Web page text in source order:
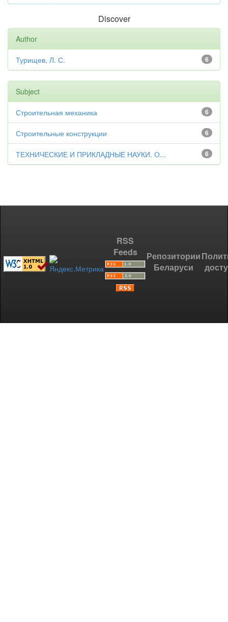
Discover
Author
6
Турищев, Л. С.
Subject
6
Строительная механика
6
Строительные конструкции
6
ТЕХНИЧЕСКИЕ И ПРИКЛАДНЫЕ НАУКИ. О...
RSS
Feeds
Репозитории
Беларуси